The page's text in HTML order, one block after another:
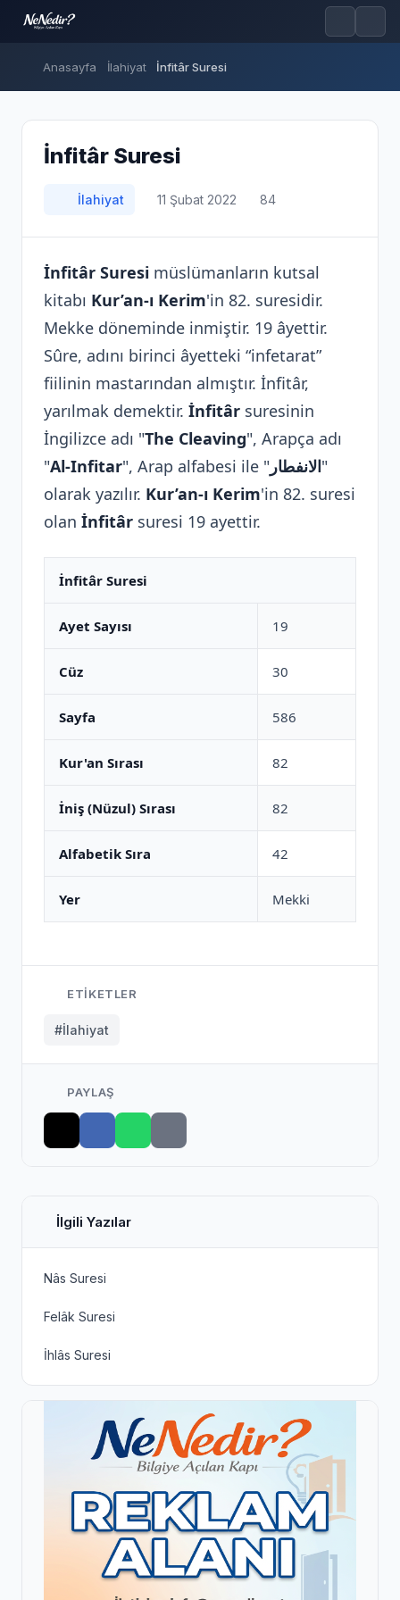
Anasayfa İlahiyat İnfitâr Suresi
İnfitâr Suresi
İlahiyat 11 Şubat 2022 84
İnfitâr Suresi müslümanların kutsal
kitabı Kur’an-ı Kerim'in 82. suresidir.
Mekke döneminde inmiştir. 19 âyettir.
Sûre, adını birinci âyetteki “infetarat”
fiilinin mastarından almıştır. İnfitâr,
yarılmak demektir. İnfitâr suresinin
İngilizce adı "The Cleaving", Arapça adı
"Al-Infitar", Arap alfabesi ile " الانفطار"
olarak yazılır. Kur’an-ı Kerim'in 82. suresi
olan İnfitâr suresi 19 ayettir.
İnfitâr Suresi
Ayet Sayısı 19
Cüz 30
Sayfa 586
Kur'an Sırası 82
İniş (Nüzul) Sırası 82
Alfabetik Sıra 42
Yer Mekki
ETIKETLER
#İlahiyat
PAYLAŞ
İlgili Yazılar
Nâs Suresi
Felâk Suresi
İhlâs Suresi